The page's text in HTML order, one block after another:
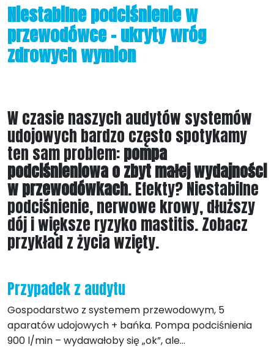
Niestabilne podciśnienie w
przewodówce – ukryty wróg
zdrowych wymion
W czasie naszych audytów systemów
udojowych bardzo często spotykamy
ten sam problem:pompa
podciśnieniowa o zbyt małej wydajności
w przewodówkach. Efekty? Niestabilne
podciśnienie, nerwowe krowy, dłuższy
dój i większe ryzyko mastitis. Zobacz
przykład z życia wzięty.
Przypadek z audytu
Gospodarstwo z systemem przewodowym, 5
aparatów udojowych + bańka. Pompa podciśnienia
900 l/min – wydawałoby się „ok”, ale…